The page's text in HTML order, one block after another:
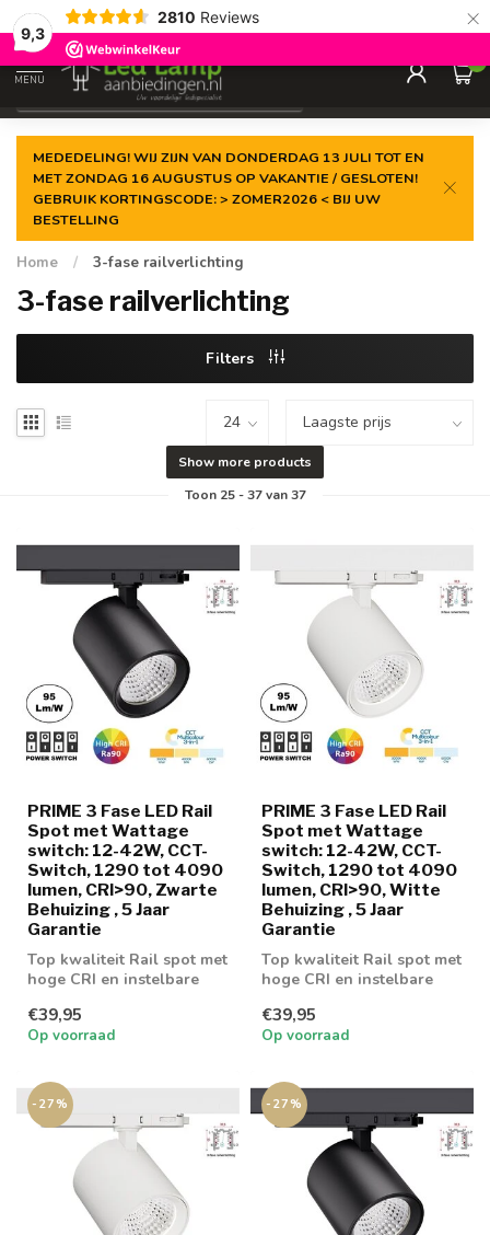
9,3
2810 Reviews ×
Gegarandeerde delaagste prijs
MENU
0
MEDEDELING! WIJ ZIJN VAN DONDERDAG 13 JULI TOT EN
MET ZONDAG 16 AUGUSTUS OP VAKANTIE / GESLOTEN!
GEBRUIK KORTINGSCODE: > ZOMER2026 < BIJ UW
BESTELLING
Home / 3-fase railverlichting
3-fase railverlichting
Filters
Show more products
Toon 25-37van 37
PRIME 3 Fase LED Rail
Spot met Wattage
switch: 12-42W, CCT-
Switch, 1290 tot 4090
lumen, CRI>90, Zwarte
Behuizing , 5 Jaar
Garantie
Top kwaliteit Rail spot met
hoge CRI en instelbare
€39,95
Op voorraad
PRIME 3 Fase LED Rail
Spot met Wattage
switch: 12-42W, CCT-
Switch, 1290 tot 4090
lumen, CRI>90, Witte
Behuizing , 5 Jaar
Garantie
Top kwaliteit Rail spot met
hoge CRI en instelbare
€39,95
Op voorraad
-27% -27%